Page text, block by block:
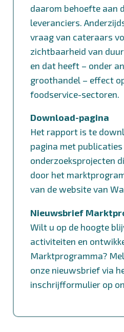
daarom behoefte aan
leveranciers.
vraag van cateraars
zichtbaarheid van
en dat heeft – onder
groothandel – effect
foodservice-sectoren.
Download-pagina
Het rapport is te
pagina met publicaties
onderzoeksprojecten
door het
van de website van
Nieuwsbrief
Wilt u op de hoogte
activiteiten en
Marktprogramma?
onze nieuwsbrief via
inschrijfformulier op